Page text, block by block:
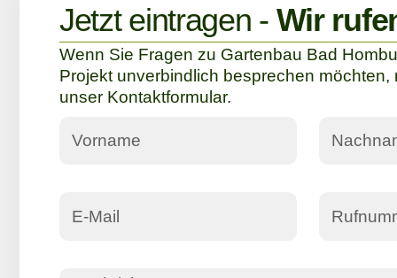
Jetzt eintragen - Wir
Wenn Sie Fragen zu Gartenbau Bad
Projekt unverbindlich besprechen möchten,
unser Kontaktformular.